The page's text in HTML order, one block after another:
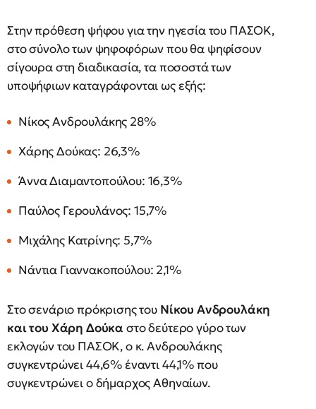
Στην πρόθεση ψήφου για την ηγεσία του ΠΑΣΟΚ,
στο σύνολο των ψηφοφόρων που θα ψηφίσουν
σίγουρα στη διαδικασία, τα ποσοστά των
υποψήφιων καταγράφονται ως εξής:
Νίκος Ανδρουλάκης 28%
Χάρης Δούκας: 26,3%
Άννα Διαμαντοπούλου: 16,3%
Παύλος Γερουλάνος: 15,7%
Μιχάλης Κατρίνης: 5,7%
Νάντια Γιαννακοπούλου: 2,1%
Στο σενάριο πρόκρισης του Νίκου Ανδρουλάκη
και του Χάρη Δούκα στο δεύτερο γύρο των
εκλογών του ΠΑΣΟΚ, ο κ. Ανδρουλάκης
συγκεντρώνει 44,6% έναντι 44,1% που
συγκεντρώνει ο δήμαρχος Αθηναίων.